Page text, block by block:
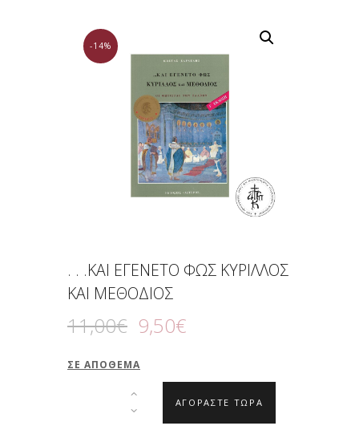
ΚΕΡΙΑ
ΕΙΔΗ ΔΩΡΩΝ –
ΤΑΜΑΤΑ
ΑΡΘΡΟΓΡΑΦΙΑ
-14%
. . .ΚΑΙ ΕΓΕΝΕΤΟ ΦΩΣ ΚΥΡΙΛΛΟΣ
ΚΑΙ ΜΕΘΟΔΙΟΣ
11,00€ 9,50€
ΣΕ ΑΠΌΘΕΜΑ
ΑΓΟΡΑΣΤΕ ΤΩΡΑ